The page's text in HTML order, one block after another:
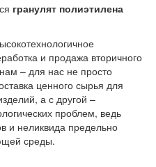
гранулят полиэтилена
и продажа вторичного
– для нас не просто
ценного сырья для
а с другой –
проблем, ведь
и неликвида предельно
среды.